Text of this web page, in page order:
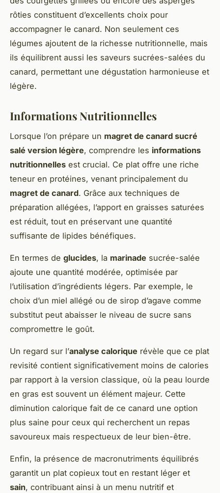
rôties constituent d’excellents choix pour
accompagner le canard. Non seulement ces
légumes ajoutent de la richesse nutritionnelle, mais
ils équilibrent aussi les saveurs sucrées-salées du
canard, permettant une dégustation harmonieuse et
légère.
Informations Nutritionnelles
Lorsque l’on prépare un magret de canard sucré
salé version légère, comprendre les informations
nutritionnelles est crucial. Ce plat offre une riche
teneur en protéines, venant principalement du
magret de canard. Grâce aux techniques de
préparation allégées, l’apport en graisses saturées
est réduit, tout en préservant une quantité
suffisante de lipides bénéfiques.
En termes de glucides, la marinade sucrée-salée
ajoute une quantité modérée, optimisée par
l’utilisation d’ingrédients légers. Par exemple, le
choix d’un miel allégé ou de sirop d’agave comme
substitut peut abaisser le niveau de sucre sans
compromettre le goût.
Un regard sur l’analyse calorique révèle que ce plat
revisité contient significativement moins de calories
par rapport à la version classique, où la peau lourde
en gras est souvent un élément majeur. Cette
diminution calorique fait de ce canard une option
plus saine pour ceux qui recherchent un repas
savoureux mais respectueux de leur bien-être.
Enfin, la présence de macronutriments équilibrés
garantit un plat copieux tout en restant léger et
sain, contribuant ainsi à un menu nutritif et